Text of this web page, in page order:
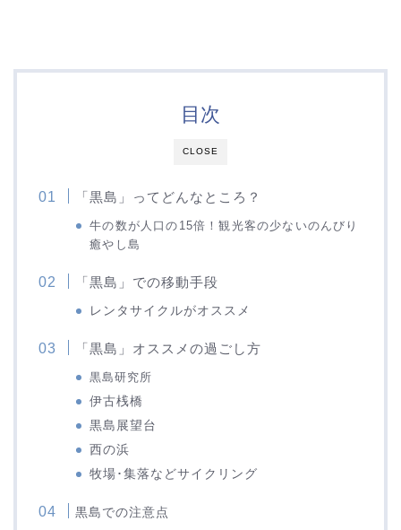
CLOSE
目次
「黒島」ってどんなところ？
牛の数が人口の15倍！観光客の少ないのんびり
癒やし島
「黒島」での移動手段
レンタサイクルがオススメ
「黒島」オススメの過ごし方
黒島研究所
伊古桟橋
黒島展望台
西の浜
牧場･集落などサイクリング
黒島での注意点